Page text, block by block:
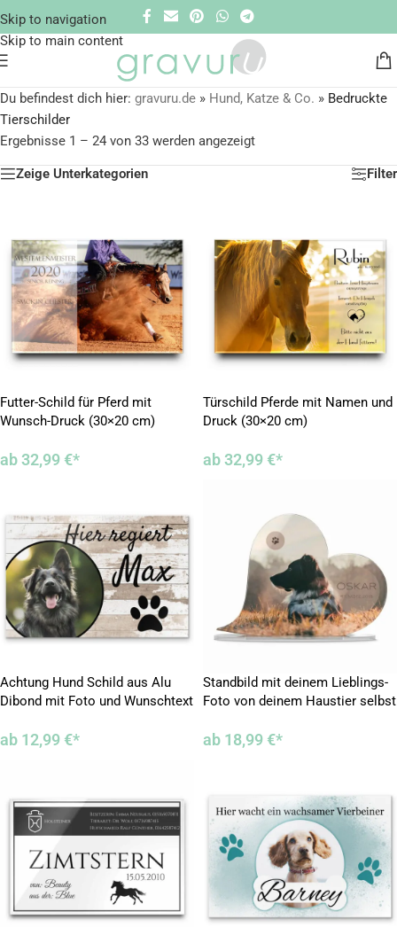
Skip to navigation
Skip to main content
Du befindest dich hier: gravuru.de » Hund, Katze & Co. » Bedruckte
Tierschilder
Ergebnisse 1 – 24 von 33 werden angezeigt
Zeige Unterkategorien Filter
Futter-Schild für Pferd mit
Wunsch-Druck (30×20 cm)
ab32,99 €*
Türschild Pferde mit Namen und
Druck (30×20 cm)
ab32,99 €*
Achtung Hund Schild aus Alu
Dibond mit Foto und Wunschtext
ab 12,99 €*
Standbild mit deinem Lieblings-
Foto von deinem Haustier selbst
ab 18,99 €*